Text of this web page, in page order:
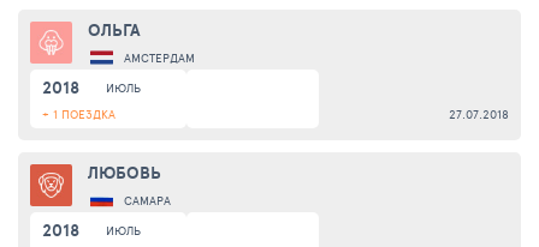
ОЛЬГА
АМСТЕРДАМ
2018
ИЮЛЬ
+ 1 ПОЕЗДКА
27.07.2018
ЛЮБОВЬ
САМАРА
2018
ИЮЛЬ